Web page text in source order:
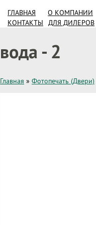
ГЛАВНАЯ О КОМПАНИИ
КОНТАКТЫ
ДЛЯ ДИЛЕРОВ
вода - 2
Главная » Фотопечать (Двери)